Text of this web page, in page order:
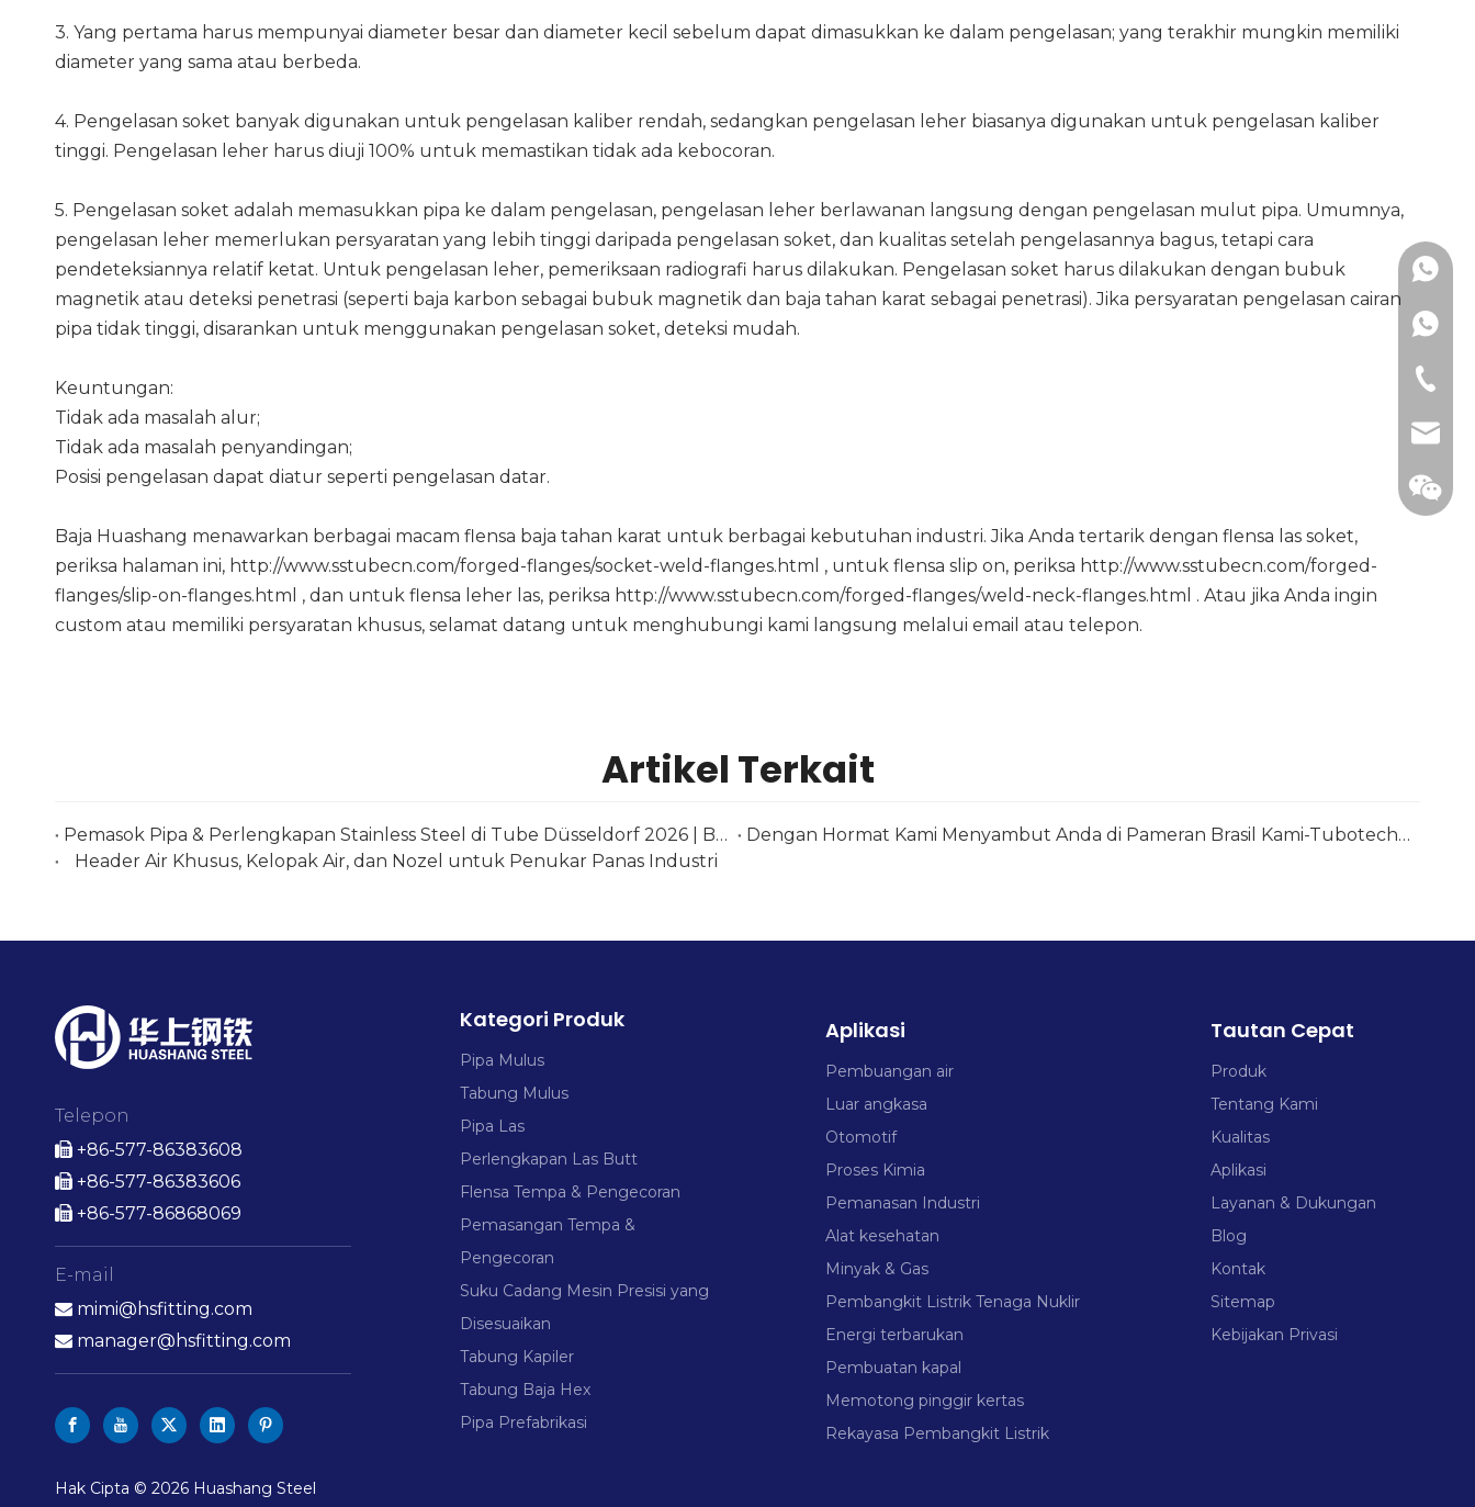
3. Yang pertama harus mempunyai diameter besar dan diameter kecil sebelum dapat dimasukkan ke dalam pengelasan; yang terakhir mungkin memiliki
diameter yang sama atau berbeda.
4. Pengelasan soket banyak digunakan untuk pengelasan kaliber rendah, sedangkan pengelasan leher biasanya digunakan untuk pengelasan kaliber
tinggi. Pengelasan leher harus diuji 100% untuk memastikan tidak ada kebocoran.
5. Pengelasan soket adalah memasukkan pipa ke dalam pengelasan, pengelasan leher berlawanan langsung dengan pengelasan mulut pipa. Umumnya,
pengelasan leher memerlukan persyaratan yang lebih tinggi daripada pengelasan soket, dan kualitas setelah pengelasannya bagus, tetapi cara
pendeteksiannya relatif ketat. Untuk pengelasan leher, pemeriksaan radiografi harus dilakukan. Pengelasan soket harus dilakukan dengan bubuk
magnetik atau deteksi penetrasi (seperti baja karbon sebagai bubuk magnetik dan baja tahan karat sebagai penetrasi). Jika persyaratan pengelasan cairan
pipa tidak tinggi, disarankan untuk menggunakan pengelasan soket, deteksi mudah.
Keuntungan:
Tidak ada masalah alur;
Tidak ada masalah penyandingan;
Posisi pengelasan dapat diatur seperti pengelasan datar.
Baja Huashang menawarkan berbagai macam flensa baja tahan karat untuk berbagai kebutuhan industri. Jika Anda tertarik dengan flensa las soket,
periksa halaman ini, http://www.sstubecn.com/forged-flanges/socket-weld-flanges.html , untuk flensa slip on, periksa http://www.sstubecn.com/forged-
flanges/slip-on-flanges.html , dan untuk flensa leher las, periksa http://www.sstubecn.com/forged-flanges/weld-neck-flanges.html . Atau jika Anda ingin
custom atau memiliki persyaratan khusus, selamat datang untuk menghubungi kami langsung melalui email atau telepon.
Artikel Terkait
Pemasok Pipa & Perlengkapan Stainless Steel di Tube Düsseldorf 2026 | Baja Huashang
Dengan Hormat Kami Menyambut Anda di Pameran Brasil Kami-Tubotech & Wire Brasil 2025 Tanggal: 29 – 31 Oktober 2025
Header Air Khusus, Kelopak Air, dan Nozel untuk Penukar Panas Industri
Telepon
 +86-577-86383608
 +86-577-86383606
 +86-577-86868069
E-mail
 mimi@hsfitting.com
 manager@hsfitting.com
Hak Cipta © 2026 Huashang Steel
+86-
+86-
+86-
Kategori Produk
Pipa Mulus
Tabung Mulus
Pipa Las
Perlengkapan Las Butt
Flensa Tempa & Pengecoran
Pemasangan Tempa &
Pengecoran
Suku Cadang Mesin Presisi yang
Disesuaikan
Tabung Kapiler
Tabung Baja Hex
Pipa Prefabrikasi
Aplikasi
Pembuangan air
Luar angkasa
Otomotif
Proses Kimia
Pemanasan Industri
Alat kesehatan
Minyak & Gas
Pembangkit Listrik Tenaga Nuklir
Energi terbarukan
Pembuatan kapal
Memotong pinggir kertas
Rekayasa Pembangkit Listrik
Tautan Cepat
Produk
Tentang Kami
Kualitas
Aplikasi
Layanan & Dukungan
Blog
Kontak
Sitemap
Kebijakan Privasi